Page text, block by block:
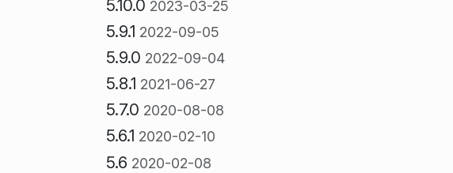
5.10.0 2023-03-25
5.9.1 2022-09-05
5.9.0 2022-09-04
5.8.1 2021-06-27
5.7.0 2020-08-08
5.6.1 2020-02-10
5.6 2020-02-08